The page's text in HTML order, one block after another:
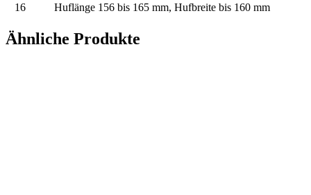
16
Huflänge 156 bis 165 mm, Hufbreite bis 160 mm
Ähnliche Produkte